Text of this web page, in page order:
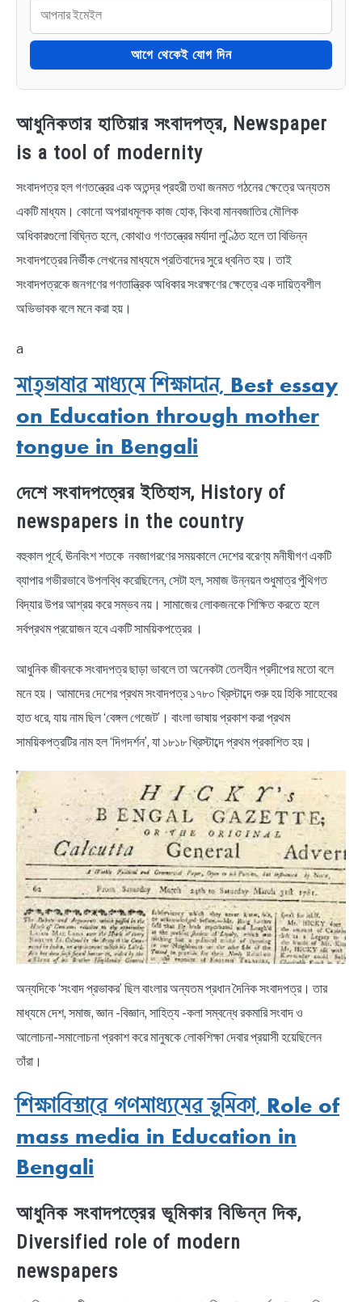
আগে থেকেই যোগ দিন
আধুনিকতার হাতিয়ার সংবাদপত্র, Newspaper
is a tool of modernity
সংবাদপত্র হল গণতন্ত্রের এক অতন্দ্র প্রহরী তথা জনমত গঠনের ক্ষেত্রে অন্যতম
একটি মাধ্যম। কোনো অপরাধমূলক কাজ হোক, কিংবা মানবজাতির মৌলিক
অধিকারগুলো বিঘ্নিত হলে, কোথাও গণতন্ত্রের মর্যাদা লুণ্ঠিত হলে তা বিভিন্ন
সংবাদপত্রের নির্ভীক লেখনের মাধ্যমে প্রতিবাদের সুরে ধ্বনিত হয়। তাই
সংবাদপত্রকে জনগণের গণতান্ত্রিক অধিকার সংরক্ষণের ক্ষেত্রে এক দায়িত্বশীল
অভিভাবক বলে মনে করা হয়।
a
মাতৃভাষার মাধ্যমে শিক্ষাদান, Best essay
on Education through mother
tongue in Bengali
দেশে সংবাদপত্রের ইতিহাস, History of
newspapers in the country
বহুকাল পূর্বে, ঊনবিংশ শতকে নবজাগরণের সময়কালে দেশের বরেণ্য মনীষীগণ একটি
ব্যাপার গভীরভাবে উপলব্ধি করেছিলেন, সেটা হল, সমাজ উন্নয়ন শুধুমাত্র পুঁথিগত
বিদ্যার উপর আশ্রয় করে সম্ভব নয়। সামাজের লোকজনকে শিক্ষিত করতে হলে
সর্বপ্রথম প্রয়োজন হবে একটি সাময়িকপত্রের ।
আধুনিক জীবনকে সংবাদপত্র ছাড়া ভাবলে তা অনেকটা তেলহীন প্রদীপের মতো বলে
মনে হয়। আমাদের দেশের প্রথম সংবাদপত্র ১৭৮০ খ্রিস্টাব্দে শুরু হয় হিকি সাহেবের
হাত ধরে, যায় নাম ছিল ‘বেঙ্গল গেজেট’। বাংলা ভাষায় প্রকাশ করা প্রথম
সাময়িকপত্রটির নাম হল ‘দিগদর্শন’, যা ১৮১৮ খ্রিস্টাব্দে প্রথম প্রকাশিত হয়।
অন্যদিকে ‘সংবাদ প্রভাকর’ ছিল বাংলার অন্যতম প্রধান দৈনিক সংবাদপত্র। তার
মাধ্যমে দেশ, সমাজ, জ্ঞান -বিজ্ঞান, সাহিত্য -কলা সম্বন্ধে রকমারি সংবাদ ও
আলোচনা-সমালোচনা প্রকাশ করে মানুষকে লোকশিক্ষা দেবার প্রয়াসী হয়েছিলেন
তাঁরা।
শিক্ষাবিস্তারে গণমাধ্যমের ভূমিকা, Role of
mass media in Education in
Bengali
আধুনিক সংবাদপত্রের ভূমিকার বিভিন্ন দিক,
Diversified role of modern
newspapers